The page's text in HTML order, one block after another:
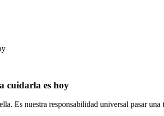
cuidarla es hoy
Es nuestra responsabilidad universal pasar una